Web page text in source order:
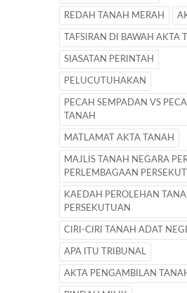
REDAH TANAH MERAH
TAFSIRAN DI BAWAH AKTA
SIASATAN PERINTAH
PELUCUTUHAKAN
PECAH SEMPADAN VS
TANAH
MATLAMAT AKTA TANAH
MAJLIS TANAH NEGARA
PERLEMBAGAAN
KAEDAH PEROLEHAN
PERSEKUTUAN
CIRI-CIRI TANAH ADAT
APA ITU TRIBUNAL
AKTA PENGAMBILAN